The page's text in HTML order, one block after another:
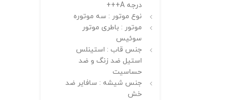
درجه A+++
نوع موتور : سه موتوره
موتور : باطری موتور
سوئیس
جنس قاب : استینلس
استیل ضد زنگ و ضد
حساسیت
جنس شیشه : سافایر ضد
خش